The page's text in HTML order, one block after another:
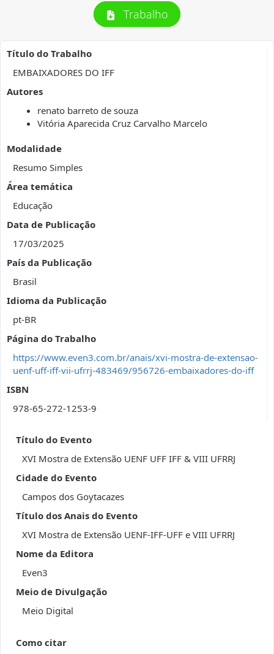
Trabalho
Título do Trabalho
EMBAIXADORES DO IFF
Autores
renato barreto de souza
Vitória Aparecida Cruz Carvalho Marcelo
Modalidade
Resumo Simples
Área temática
Educação
Data de Publicação
17/03/2025
País da Publicação
Brasil
Idioma da Publicação
pt-BR
Página do Trabalho
https://www.even3.com.br/anais/xvi-mostra-de-extensao-
uenf-uff-iff-vii-ufrrj-483469/956726-embaixadores-do-iff
ISBN
978-65-272-1253-9
Título do Evento
XVI Mostra de Extensão UENF UFF IFF & VIII UFRRJ
Cidade do Evento
Campos dos Goytacazes
Título dos Anais do Evento
XVI Mostra de Extensão UENF-IFF-UFF e VIII UFRRJ
Nome da Editora
Even3
Meio de Divulgação
Meio Digital
Como citar